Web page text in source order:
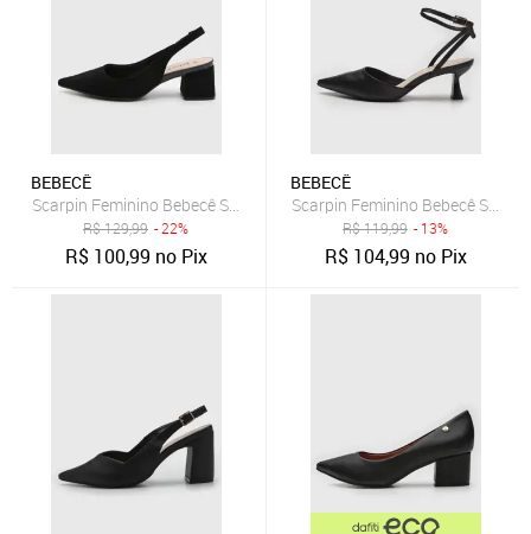
BEBECÊ
Scarpin Feminino Bebecê Salto Bloco Slingback Preto
R$129,99 - 22%
R$ 100,99 no Pix
BEBECÊ
Scarpin Feminino Bebecê Salto
R$119,99 - 13%
R$ 104,99 no Pix